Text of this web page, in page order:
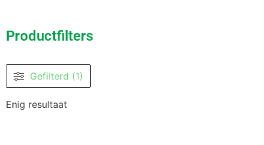
Productfilters
Gefilterd (1)
Enig resultaat